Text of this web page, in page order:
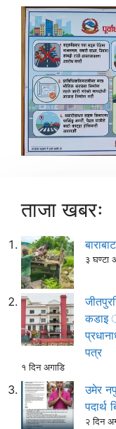
ताजा खबरः
३ घण्टा
कडाइ
पत्र
१ दिन अगाडि
उमेर
पदार्थ
२ दिन